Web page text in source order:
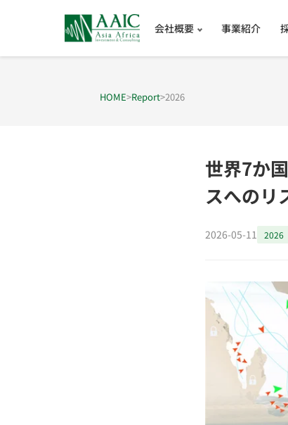
会社概要 事業紹介
HOME>Report>2026
世界7か
スへのリ
2026-05-11 2026